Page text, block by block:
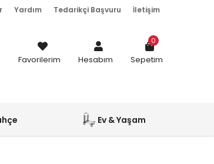
Yardım Tedarikçi Başvuru İletişim
Favorilerim Hesabım Sepetim
0
Ev & Yaşam